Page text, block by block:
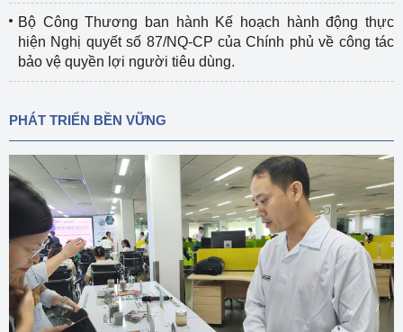
Bộ Công Thương ban hành Kế hoạch hành động thực
hiện Nghị quyết số 87/NQ-CP của Chính phủ về công tác
bảo vệ quyền lợi người tiêu dùng.
PHÁT TRIỂN BỀN VỮNG